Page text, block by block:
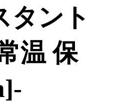
タント
温 保